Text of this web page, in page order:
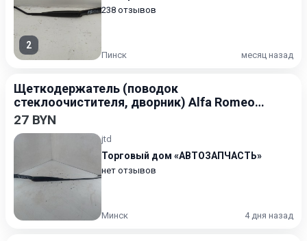
2
238 отзывов
Пинск месяц назад
Щеткодержатель (поводок
стеклоочистителя, дворник) Alfa Romeo
156 1997-2002
27 BYN
jtd
Торговый дом «АВТОЗАПЧАСТЬ»
нет отзывов
Минск 4 дня назад